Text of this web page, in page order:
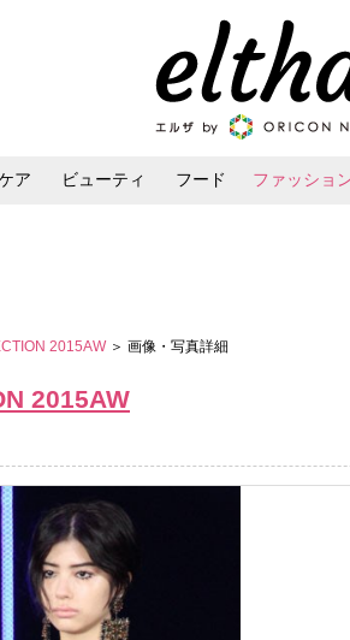
ア ビューティ フード ファッショ
2015AW ＞ 画像・写真詳細
2015AW